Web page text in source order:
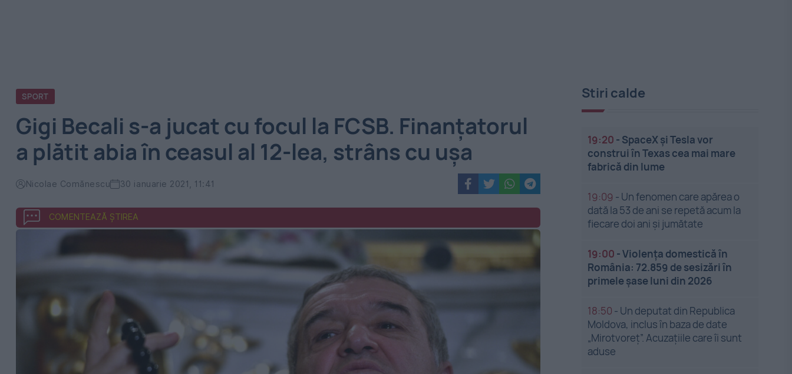
SPORT
Gigi Becali s-a jucat cu focul la FCSB. Finanțatorul
a plătit abia în ceasul al 12-lea, strâns cu ușa
Nicolae Comănescu 30 ianuarie 2021, 11:41
COMENTEAZĂ ȘTIREA
Stiri calde
19:20 - SpaceX și Tesla vor
construi în Texas cea mai mare
fabrică din lume
19:09 - Un fenomen care apărea o
dată la 53 de ani se repetă acum la
fiecare doi ani și jumătate
19:00 -Violența domestică în
România: 72.859 de sesizări în
primele șase luni din 2026
18:50 - Un deputat din Republica
Moldova, inclus în baza de date
„Mirotvoreț”. Acuzațiile care îi sunt
aduse